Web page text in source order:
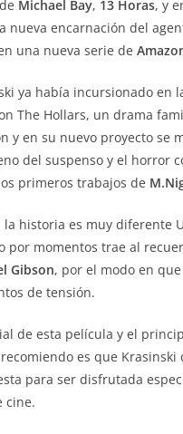
Michael Bay, 13 Horas, y
nueva encarnación del
una nueva serie de
ya había incursionado en
The Hollars, un drama
y en su nuevo proyecto se
del suspenso y el horror
primeros trabajos de
la historia es muy diferente
por momentos trae al
Gibson, por el modo en
de tensión.
de esta película y el
es que Krasinski
para ser disfrutada
cine.